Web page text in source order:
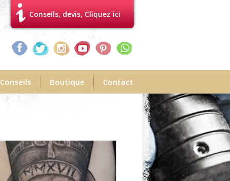
Conseils, devis, Cliquez ici
Conseils Boutique Contact